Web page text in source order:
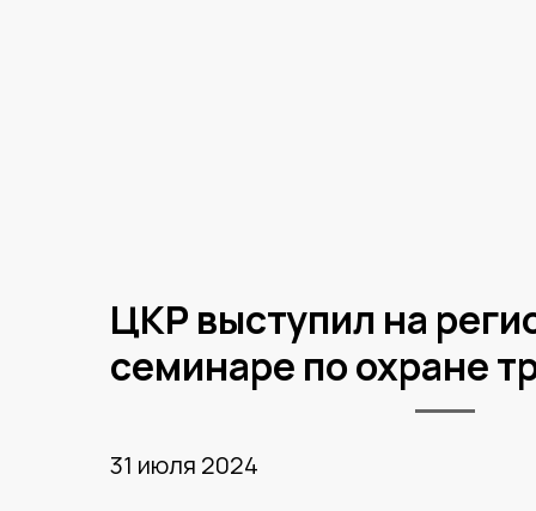
ЦКР выступил на
семинаре по охране
31 июля 2024